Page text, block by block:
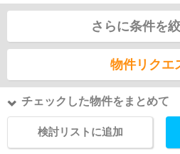
さらに条件を
物件リクエ
チェックした物件をまとめて
検討リストに追加